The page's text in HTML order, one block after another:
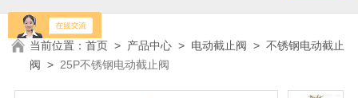
当前位置：首页 > 产品中心 > 电动截止阀 >不锈钢电动截止
阀 > 25P不锈钢电动截止阀